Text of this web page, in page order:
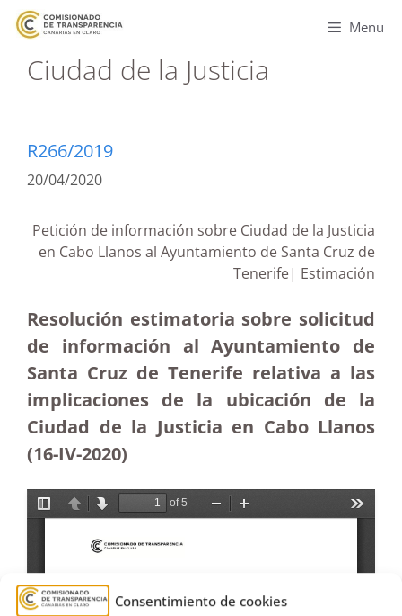
Consentimiento de cookies
Menu
Ciudad de la Justicia
R266/2019
20/04/2020
Petición de información sobre Ciudad de la Justicia
en Cabo Llanos al Ayuntamiento de Santa Cruz de
Tenerife| Estimación
Resolución estimatoria sobre solicitud
de información al Ayuntamiento de
Santa Cruz de Tenerife relativa a las
implicaciones de la ubicación de la
Ciudad de la Justicia en Cabo Llanos
(16-IV-2020)